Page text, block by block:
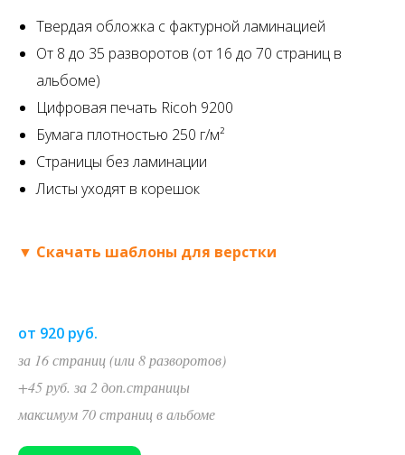
Твердая обложка с фактурной ламинацией
От 8 до 35 разворотов (от 16 до 70 страниц в
альбоме)
Цифровая печать Ricoh 9200
Бумага плотностью 250 г/м²
Страницы без ламинации
Листы уходят в корешок
▼ Скачать шаблоны для верстки
от 920 руб.
за 16 страниц (или 8 разворотов)
+45 руб. за 2 доп.страницы
максимум 70 страниц в альбоме